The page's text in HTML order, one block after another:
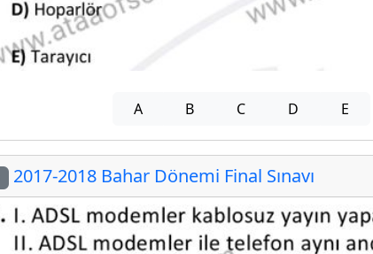
A B C D E
2017-2018 Bahar Dönemi Final Sınavı